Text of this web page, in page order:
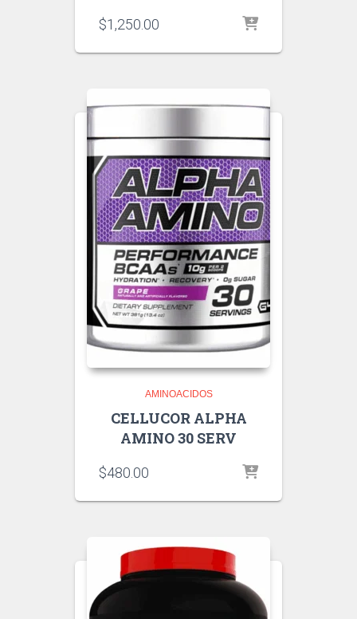
$1,250.00
AMINOACIDOS
CELLUCOR ALPHA
AMINO 30 SERV
$480.00